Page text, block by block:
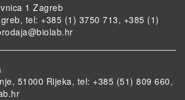
1 Zagreb
tel: +385 (1) 3750 713, +385 (1)
51000 Rijeka, tel: +385 (51) 809 660,